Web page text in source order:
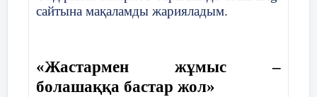
сайтына мақаламды жарияладым.
«Жастармен жұмыс –
болашаққа бастар жол»